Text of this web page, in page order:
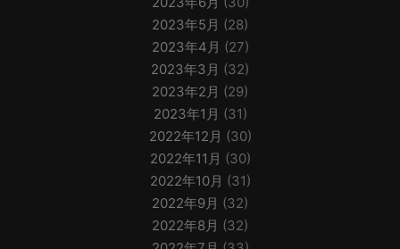
2023年5月 (28)
2023年4月 (27)
2023年3月 (32)
2023年2月 (29)
2023年1月 (31)
2022年12月 (30)
2022年11月 (30)
2022年10月 (31)
2022年9月 (32)
2022年8月 (32)